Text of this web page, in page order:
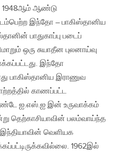
ஆண்டு
இந்தோ – பாகிஸ்தானிய
பாதுகாப்பு படைப்
ஒரு சுயாதீன புலனாய்வு
இந்தோ
பாகிஸ்தானிய இராணுவ
காணப்பட்ட
ஐ.எஸ்.ஐ இன் உருவாக்கம்
தெற்காசியாவின் பலம்வாய்ந்த
இந்தியாவின் வெளியக
1962இல்